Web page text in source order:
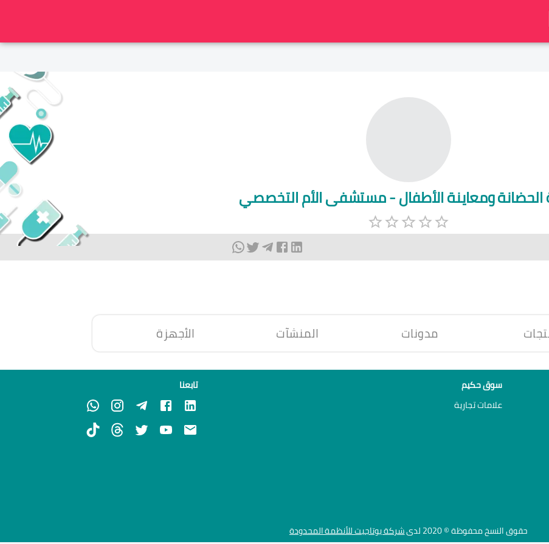
الحضانة ومعاينة الأطفال - مستشفى الأم التخصصي
مدونات المنشآت الأجهزة
سوق حكيم
علامات تجارية
تابعنا
حقوق النسخ محفوظة © 2020 لدى شركة يوتاجيت للأنظمة المحدودة